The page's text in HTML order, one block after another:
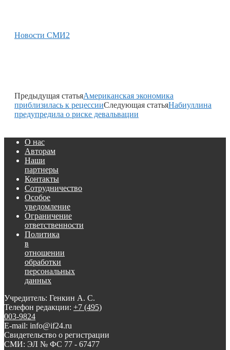
Новости СМИ2
Предыдущая статьяАмериканская экономика
приблизилась к рецессииСледующая статьяНабиуллина
предупредила о риске девальвации
О нас
Авторам
Наши
партнеры
Контакты
Сотрудничество
Особое
уведомление
Ограничение
ответственности
Политика
в
отношении
обработки
персональных
данных
Учредитель: Генкин А. С.
Телефон редакции: +7 (495)
003-9824
E-mail: info@if24.ru
Свидетельство о регистрации
СМИ: ЭЛ № ФС 77 - 67477